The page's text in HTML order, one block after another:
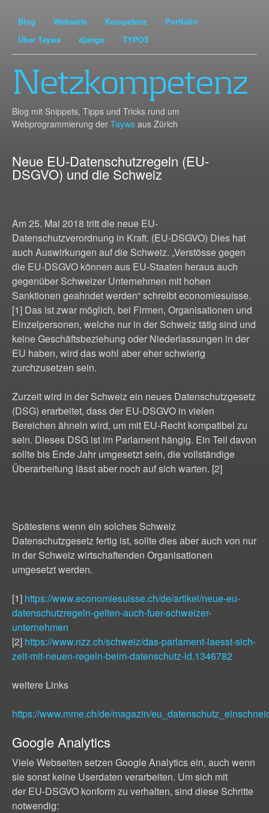
Blog Webseite Kompetenz
Portfolio
Über Taywa
django TYPO3
Netzkompetenz
Blog mit Snippets, Tipps und Tricks rund um
Webprogrammierung der Taywa aus Zürich
Neue EU-Datenschutzregeln (EU-
DSGVO) und die Schweiz
Am 25. Mai 2018 tritt die neue EU-
Datenschutzverordnung in Kraft. (EU-DSGVO) Dies hat
auch Auswirkungen auf die Schweiz. „Verstösse gegen
die EU-DSGVO können aus EU-Staaten heraus auch
gegenüber Schweizer Unternehmen mit hohen
Sanktionen geahndet werden“ schreibt economiesuisse.
[1] Das ist zwar möglich, bei Firmen, Organisationen und
Einzelpersonen, welche nur in der Schweiz tätig sind und
keine Geschäftsbeziehung oder Niederlassungen in der
EU haben, wird das wohl aber eher schwierig
zurchzusetzen sein.
Zurzeit wird in der Schweiz ein neues Datenschutzgesetz
(DSG) erarbeitet, dass der EU-DSGVO in vielen
Bereichen ähneln wird, um mit EU-Recht kompatibel zu
sein. Dieses DSG ist im Parlament hängig. Ein Teil davon
sollte bis Ende Jahr umgesetzt sein, die vollständige
Überarbeitung lässt aber noch auf sich warten. [2]
Spätestens wenn ein solches Schweiz
Datenschutzgesetz fertig ist, sollte dies aber auch von nur
in der Schweiz wirtschaftenden Organisationen
umgesetzt werden.
[1] https://www.economiesuisse.ch/de/artikel/neue-eu-
datenschutzregeln-gelten-auch-fuer-schweizer-
unternehmen
[2] https://www.nzz.ch/schweiz/das-parlament-laesst-sich-
zeit-mit-neuen-regeln-beim-datenschutz-ld.1346782
weitere Links
https://www.mme.ch/de/magazin/
Google Analytics
Viele Webseiten setzen Google Analytics ein, auch wenn
sie sonst keine Userdaten verarbeiten. Um sich mit
der EU-DSGVO konform zu verhalten, sind diese Schritte
notwendig: